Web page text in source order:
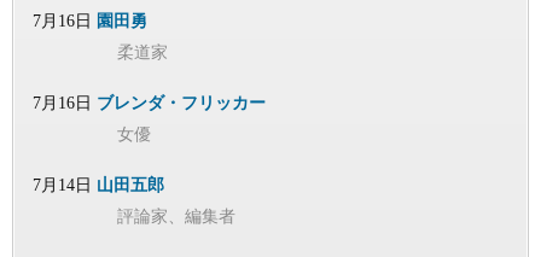
7月16日 園田勇
柔道家
7月16日 ブレンダ・フリッカー
女優
7月14日 山田五郎
評論家、編集者